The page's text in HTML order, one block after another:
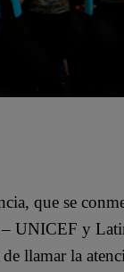
que se
UNICEF y
llamar la